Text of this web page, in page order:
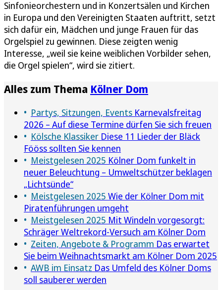
Sinfonieorchestern und in Konzertsälen und Kirchen
in Europa und den Vereinigten Staaten auftritt, setzt
sich dafür ein, Mädchen und junge Frauen für das
Orgelspiel zu gewinnen. Diese zeigten wenig
Interesse, „weil sie keine weiblichen Vorbilder sehen,
die Orgel spielen“, wird sie zitiert.
Alles zum Thema Kölner Dom
Partys, Sitzungen, Events Karnevalsfreitag
2026 – Auf diese Termine dürfen Sie sich freuen
Kölsche Klassiker Diese 11 Lieder der Bläck
Fööss sollten Sie kennen
Meistgelesen 2025 Kölner Dom funkelt in
neuer Beleuchtung – Umweltschützer beklagen
„Lichtsünde“
Meistgelesen 2025 Wie der Kölner Dom mit
Piratenführungen umgeht
Meistgelesen 2025 Mit Windeln vorgesorgt:
Schräger Weltrekord-Versuch am Kölner Dom
Zeiten, Angebote & Programm Das erwartet
Sie beim Weihnachtsmarkt am Kölner Dom 2025
AWB im Einsatz Das Umfeld des Kölner Doms
soll sauberer werden